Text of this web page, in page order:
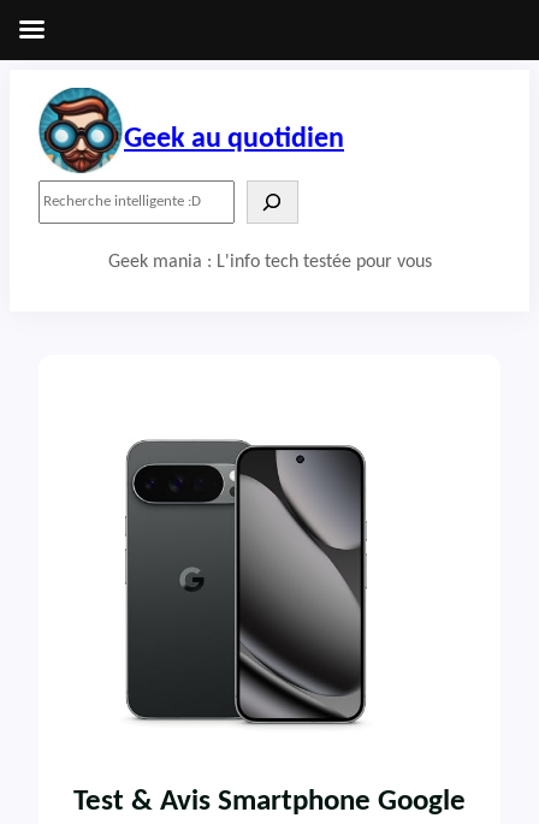
contenu
Geek au quotidien
Geek mania : L'info tech testée pour vous
Test & Avis Smartphone Google